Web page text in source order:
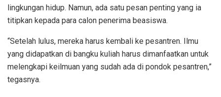
lingkungan hidup. Namun, ada satu pesan penting yang ia
titipkan kepada para calon penerima beasiswa.
“Setelah lulus, mereka harus kembali ke pesantren. Ilmu
yang didapatkan di bangku kuliah harus dimanfaatkan untuk
melengkapi keilmuan yang sudah ada di pondok pesantren,”
tegasnya.